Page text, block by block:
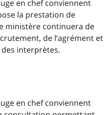
en chef conviennent
la prestation de
ministère continuera de
de l’agrément et
interprètes.
en chef conviennent